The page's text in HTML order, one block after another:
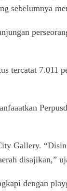
sebelumnya
tercatat 7.011
Gallery.
disajikan,”
dengan